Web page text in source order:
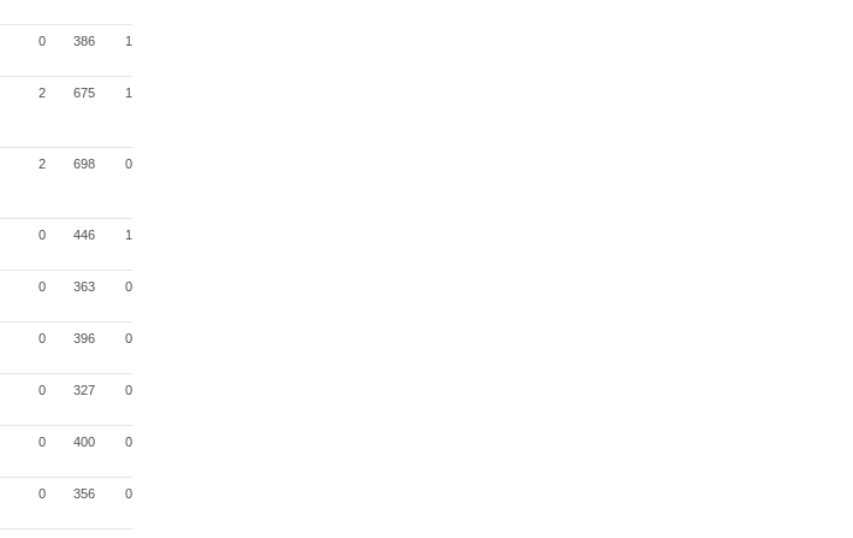
0 386 1
2 675 1
2 698 0
0 446 1
0 363 0
0 396 0
0 327 0
0 400 0
0 356 0